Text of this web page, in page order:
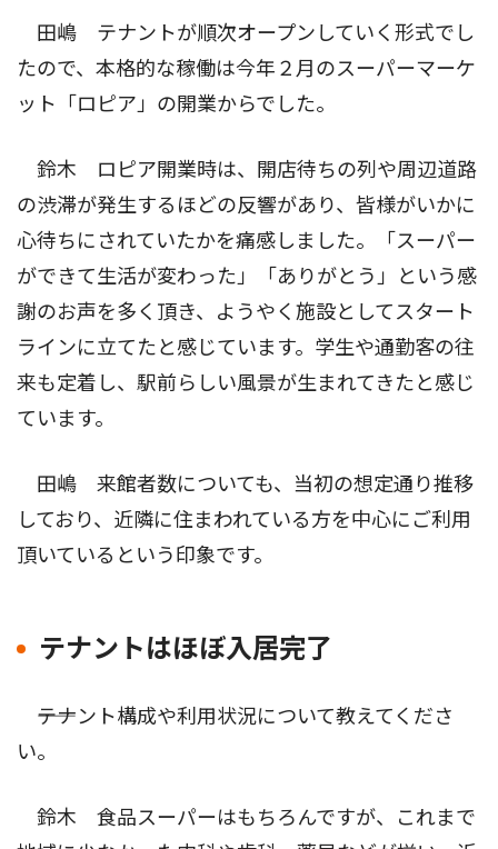
田嶋 テナントが順次オープンしていく形式でし
たので、本格的な稼働は今年２月のスーパーマーケ
ット「ロピア」の開業からでした。
鈴木 ロピア開業時は、開店待ちの列や周辺道路
の渋滞が発生するほどの反響があり、皆様がいかに
心待ちにされていたかを痛感しました。「スーパー
ができて生活が変わった」「ありがとう」という感
謝のお声を多く頂き、ようやく施設としてスタート
ラインに立てたと感じています。学生や通勤客の往
来も定着し、駅前らしい風景が生まれてきたと感じ
ています。
田嶋 来館者数についても、当初の想定通り推移
しており、近隣に住まわれている方を中心にご利用
頂いているという印象です。
テナントはほぼ入居完了
――テナント構成や利用状況について教えてくださ
い。
鈴木 食品スーパーはもちろんですが、これまで